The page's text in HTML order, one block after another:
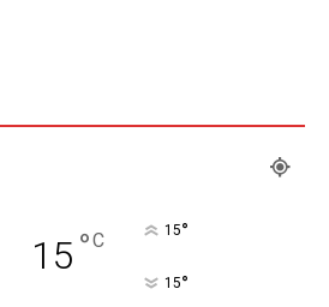
15 °C 15°
15°